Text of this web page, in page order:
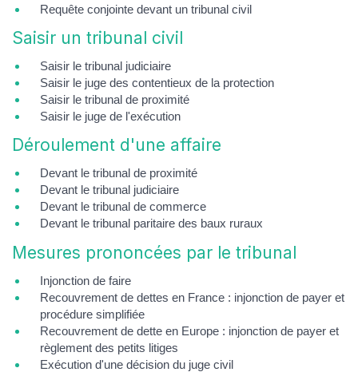
Requête conjointe devant un tribunal civil
Saisir un tribunal civil
Saisir le tribunal judiciaire
Saisir le juge des contentieux de la protection
Saisir le tribunal de proximité
Saisir le juge de l'exécution
Déroulement d'une affaire
Devant le tribunal de proximité
Devant le tribunal judiciaire
Devant le tribunal de commerce
Devant le tribunal paritaire des baux ruraux
Mesures prononcées par le tribunal
Injonction de faire
Recouvrement de dettes en France : injonction de payer et
procédure simplifiée
Recouvrement de dette en Europe : injonction de payer et
règlement des petits litiges
Exécution d'une décision du juge civil